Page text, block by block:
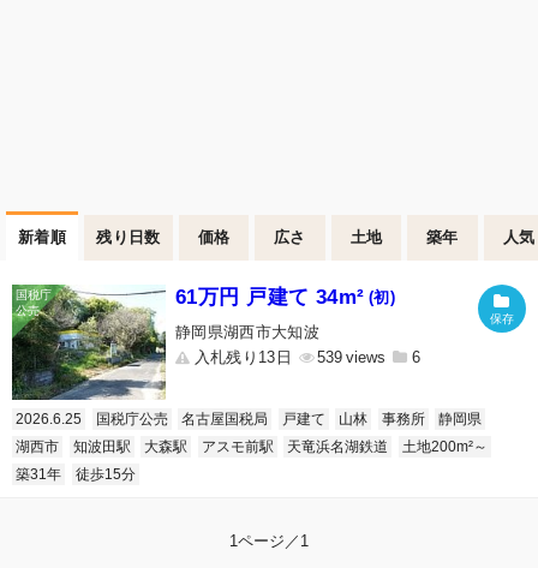
新着順 残り日数 価格 広さ 土地 築年 人気
61万円 戸建て 34m² (初)
静岡県湖西市大知波
入札残り13日
539 6
2026.6.25 国税庁公売 名古屋国税局 戸建て 山林 事務所
静岡県
湖西市
知波田駅 大森駅 アスモ前駅 天竜浜名湖鉄道
土地200m²～
築31年
徒歩15分
1ページ／1